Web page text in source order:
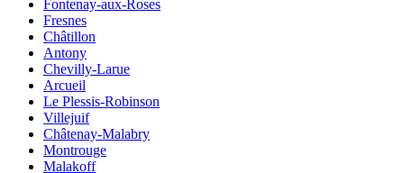
Fontenay-aux-Roses
Fresnes
Châtillon
Antony
Chevilly-Larue
Arcueil
Le Plessis-Robinson
Villejuif
Châtenay-Malabry
Montrouge
Malakoff